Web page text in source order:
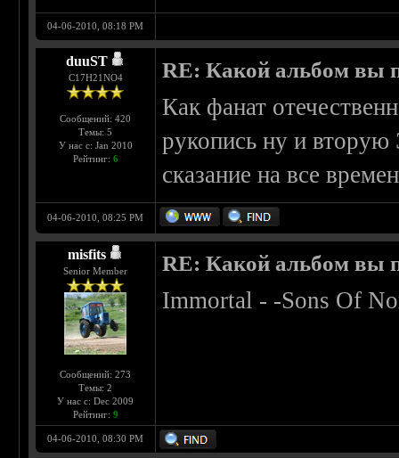
04-06-2010, 08:18 PM
duuST
С17H21NO4
Сообщений: 420
Темы: 5
У нас с: Jan 2010
Рейтинг: 6
RE: Какой альбом вы
Как фанат
рукопись ну и
сказание на все
04-06-2010, 08:25 PM
misfits
Senior Member
Сообщений: 273
Темы: 2
У нас с: Dec 2009
Рейтинг: 9
RE: Какой альбом вы
Immortal - -Sons Of
04-06-2010, 08:30 PM